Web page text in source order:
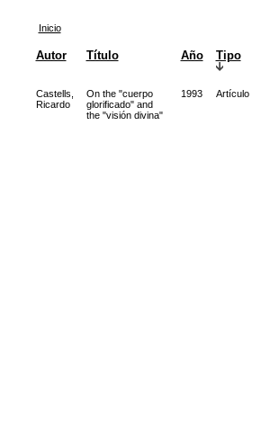
Inicio
Autor Título Año Tipo
Castells,
Ricardo
On the "cuerpo
glorificado" and
the "visión divina"
1993 Artículo